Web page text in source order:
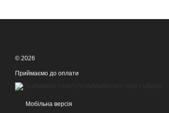
© 2026
Приймаємо до оплати
Мобільна версія